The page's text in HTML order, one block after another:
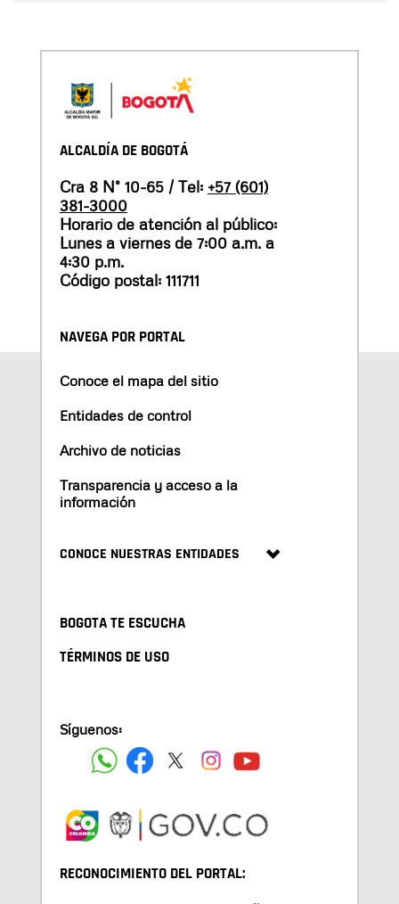
ALCALDÍA DE BOGOTÁ
Cra 8 N° 10-65 / Tel: +57 (601)
381-3000
Horario de atención al público:
Lunes a viernes de 7:00 a.m. a
4:30 p.m.
Código postal: 111711
NAVEGA POR PORTAL
Conoce el mapa del sitio
Entidades de control
Archivo de noticias
Transparencia y acceso a la
información
CONOCE NUESTRAS ENTIDADES
BOGOTA TE ESCUCHA
TÉRMINOS DE USO
Síguenos:
RECONOCIMIENTO DEL PORTAL: